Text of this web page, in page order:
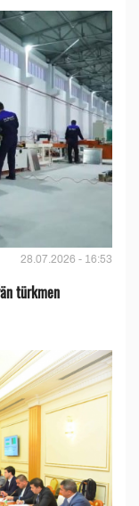
28.07.2026 - 16:53
türkmen